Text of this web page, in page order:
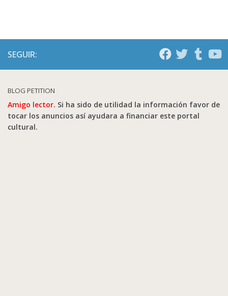
SEGUIR:
BLOG PETITION
Amigo lector. Si ha sido de utilidad la información favor de
tocar los anuncios así ayudara a financiar este portal
cultural.